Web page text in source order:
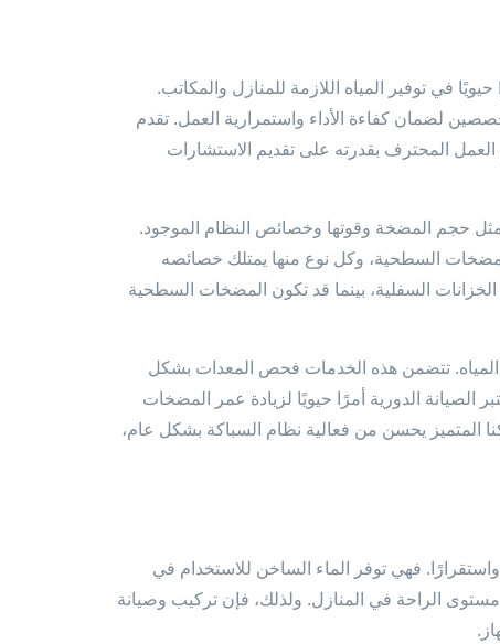
في توفير المياه اللازمة للمنازل والمكاتب.
لضمان كفاءة الأداء واستمرارية العمل. تقدم
المحترف بقدرته على تقديم الاستشارات
حجم المضخة وقوتها وخصائص النظام الموجود.
السطحية، وكل نوع منها يمتلك خصائصه
الخزانات السفلية، بينما قد تكون المضخات السطحية
المياه. تتضمن هذه الخدمات فحص المعدات بشكل
الصيانة الدورية أمرًا حيويًا لزيادة عمر المضخات
المتميز يحسن من فعالية نظام السباكة بشكل عام،
واستقرارًا. فهي توفر الماء الساخن للاستخدام في
الراحة في المنازل. ولذلك، فإن تركيب وصيانة